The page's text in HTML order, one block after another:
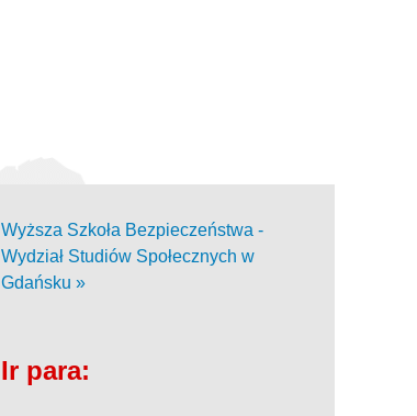
Wyższa Szkoła Bezpieczeństwa -
Wydział Studiów Społecznych w
Gdańsku »
Ir para: